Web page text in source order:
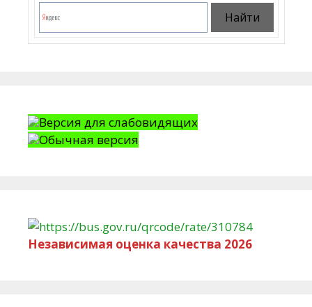
Версия для слабовидящих
Обычная версия
Независимая оценка качества 2026